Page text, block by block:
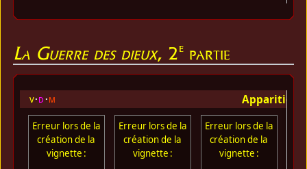
La Guerre des dieux, 2e partie
v d m Apparition
Erreur lors de la
création de la
vignette :
Erreur lors de la
création de la
vignette :
Erreur lors de la
création de la
vignette :